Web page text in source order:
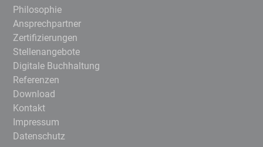
Philosophie
Ansprechpartner
Zertifizierungen
Stellenangebote
Digitale Buchhaltung
Referenzen
Download
Kontakt
Impressum
Datenschutz